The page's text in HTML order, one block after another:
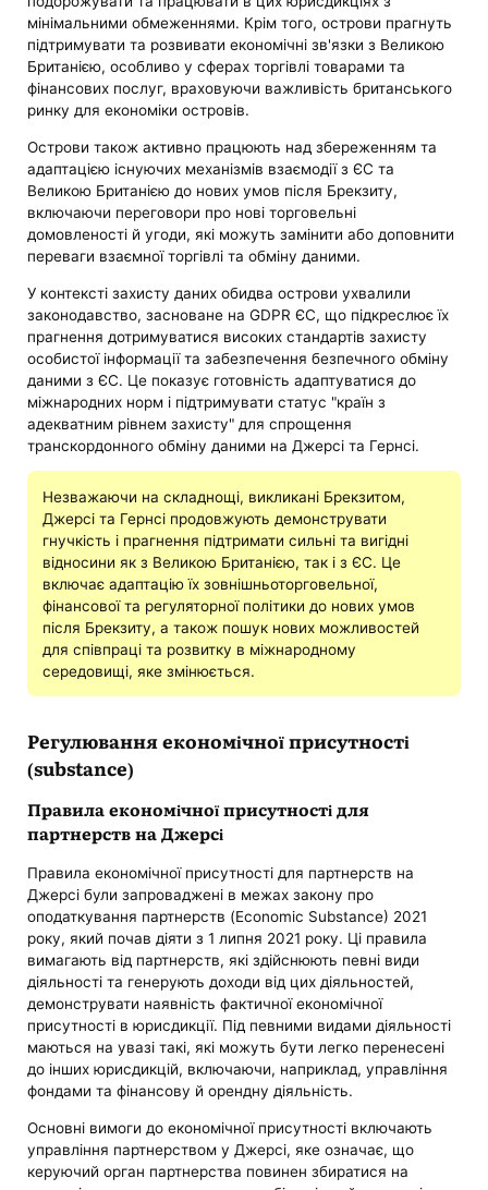
мінімальними обмеженнями. Крім того, острови прагнуть
підтримувати та розвивати економічні зв'язки з Великою
Британією, особливо у сферах торгівлі товарами та
фінансових послуг, враховуючи важливість британського
ринку для економіки островів.
Острови також активно працюють над збереженням та
адаптацією існуючих механізмів взаємодії з ЄС та
Великою Британією до нових умов після Брекзиту,
включаючи переговори про нові торговельні
домовленості й угоди, які можуть замінити або доповнити
переваги взаємної торгівлі та обміну даними.
У контексті захисту даних обидва острови ухвалили
законодавство, засноване на GDPR ЄС, що підкреслює їх
прагнення дотримуватися високих стандартів захисту
особистої інформації та забезпечення безпечного обміну
даними з ЄС. Це показує готовність адаптуватися до
міжнародних норм і підтримувати статус "країн з
адекватним рівнем захисту" для спрощення
транскордонного обміну даними на Джерсі та Гернсі.
Незважаючи на складнощі, викликані Брекзитом,
Джерсі та Гернсі продовжують демонструвати
гнучкість і прагнення підтримати сильні та вигідні
відносини як з Великою Британією, так і з ЄС. Це
включає адаптацію їх зовнішньоторговельної,
фінансової та регуляторної політики до нових умов
після Брекзиту, а також пошук нових можливостей
для співпраці та розвитку в міжнародному
середовищі, яке змінюється.
Регулювання економічної присутності
(substance)
Правила економічної присутності для
партнерств на Джерсі
Правила економічної присутності для партнерств на
Джерсі були запроваджені в межах закону про
оподаткування партнерств (Economic Substance) 2021
року, який почав діяти з 1 липня 2021 року. Ці правила
вимагають від партнерств, які здійснюють певні види
діяльності та генерують доходи від цих діяльностей,
демонструвати наявність фактичної економічної
присутності в юрисдикції. Під певними видами діяльності
маються на увазі такі, які можуть бути легко перенесені
до інших юрисдикцій, включаючи, наприклад, управління
фондами та фінансову й орендну діяльність.
Основні вимоги до економічної присутності включають
управління партнерством у Джерсі, яке означає, що
керуючий орган партнерства повинен збиратися на